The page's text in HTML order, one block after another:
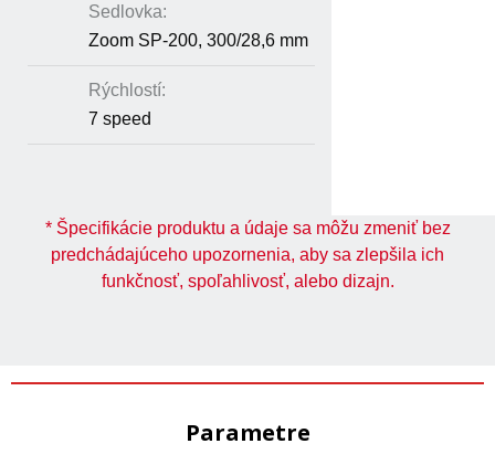
Sedlovka:
Zoom SP-200, 300/28,6 mm
Rýchlostí:
7 speed
* Špecifikácie produktu a údaje sa môžu zmeniť bez
predchádajúceho upozornenia, aby sa zlepšila ich
funkčnosť, spoľahlivosť, alebo dizajn.
Parametre